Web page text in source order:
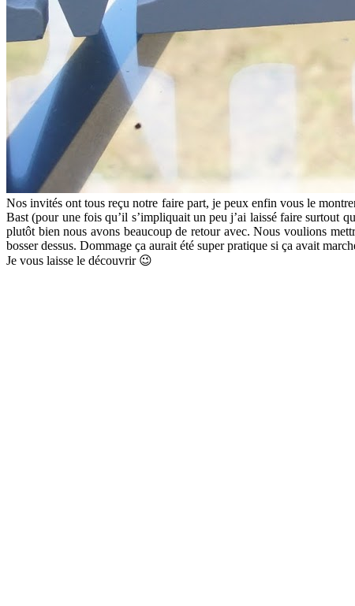
Nos invités ont tous reçu notre faire part, je peux enfin vous le
Bast (pour une fois qu’il s’impliquait un peu j’ai laissé faire surtout
plutôt bien nous avons beaucoup de retour avec. Nous voulions
bosser dessus. Dommage ça aurait été super pratique si ça avait
Je vous laisse le découvrir 😉